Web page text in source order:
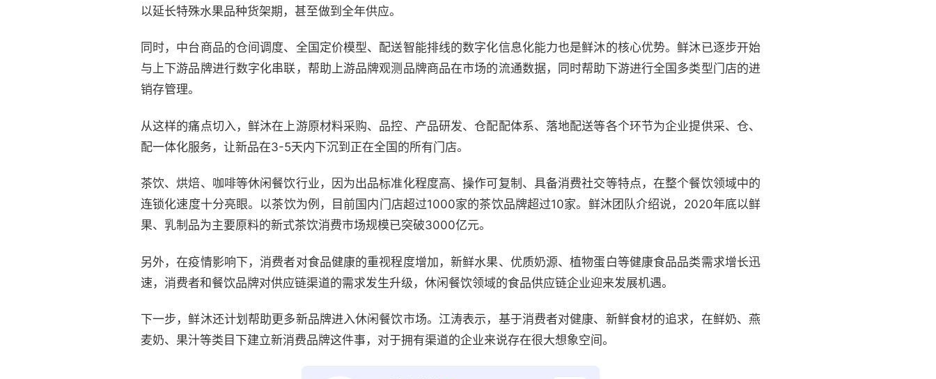
以延长特殊水果品种货架期，甚至做到全年供应。
同时，中台商品的仓间调度、全国定价模型、配送智能排线的数字化信息化能力也是鲜沐的核心优势。鲜沐已逐步开始
与上下游品牌进行数字化串联，帮助上游品牌观测品牌商品在市场的流通数据，同时帮助下游进行全国多类型门店的进
销存管理。
从这样的痛点切入，鲜沐在上游原材料采购、品控、产品研发、仓配配体系、落地配送等各个环节为企业提供采、仓、
配一体化服务，让新品在3-5天内下沉到正在全国的所有门店。
茶饮、烘焙、咖啡等休闲餐饮行业，因为出品标准化程度高、操作可复制、具备消费社交等特点，在整个餐饮领域中的
连锁化速度十分亮眼。以茶饮为例，目前国内门店超过1000家的茶饮品牌超过10家。鲜沐团队介绍说，2020年底以鲜
果、乳制品为主要原料的新式茶饮消费市场规模已突破3000亿元。
另外，在疫情影响下，消费者对食品健康的重视程度增加，新鲜水果、优质奶源、植物蛋白等健康食品品类需求增长迅
速，消费者和餐饮品牌对供应链渠道的需求发生升级，休闲餐饮领域的食品供应链企业迎来发展机遇。
下一步，鲜沐还计划帮助更多新品牌进入休闲餐饮市场。江涛表示，基于消费者对健康、新鲜食材的追求，在鲜奶、燕
麦奶、果汁等类目下建立新消费品牌这件事，对于拥有渠道的企业来说存在很大想象空间。